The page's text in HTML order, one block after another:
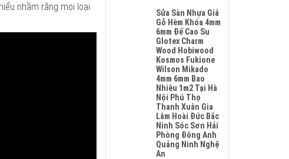
nhầm rằng mọi loại
Có
Bình
Luận
Ở
Sửa
Sàn
Nhựa
Giả
Gỗ
Hèm
Khóa
Tại
Hà
Nội
Uy
Tín
Sửa Sàn Nhựa Giả
Gỗ Hèm Khóa 4mm
6mm Đế Cao Su
Glotex Charm
Wood Hobiwood
Kosmos Fukione
Wilson Mikado
4mm 6mm Bao
Nhiêu 1m2 Tại Hà
Nội Phú Thọ
Thanh Xuân Gia
Lâm Hoài Đức Bắc
Ninh Sóc Sơn Hải
Phòng Đông Anh
Quảng Ninh Nghệ
An